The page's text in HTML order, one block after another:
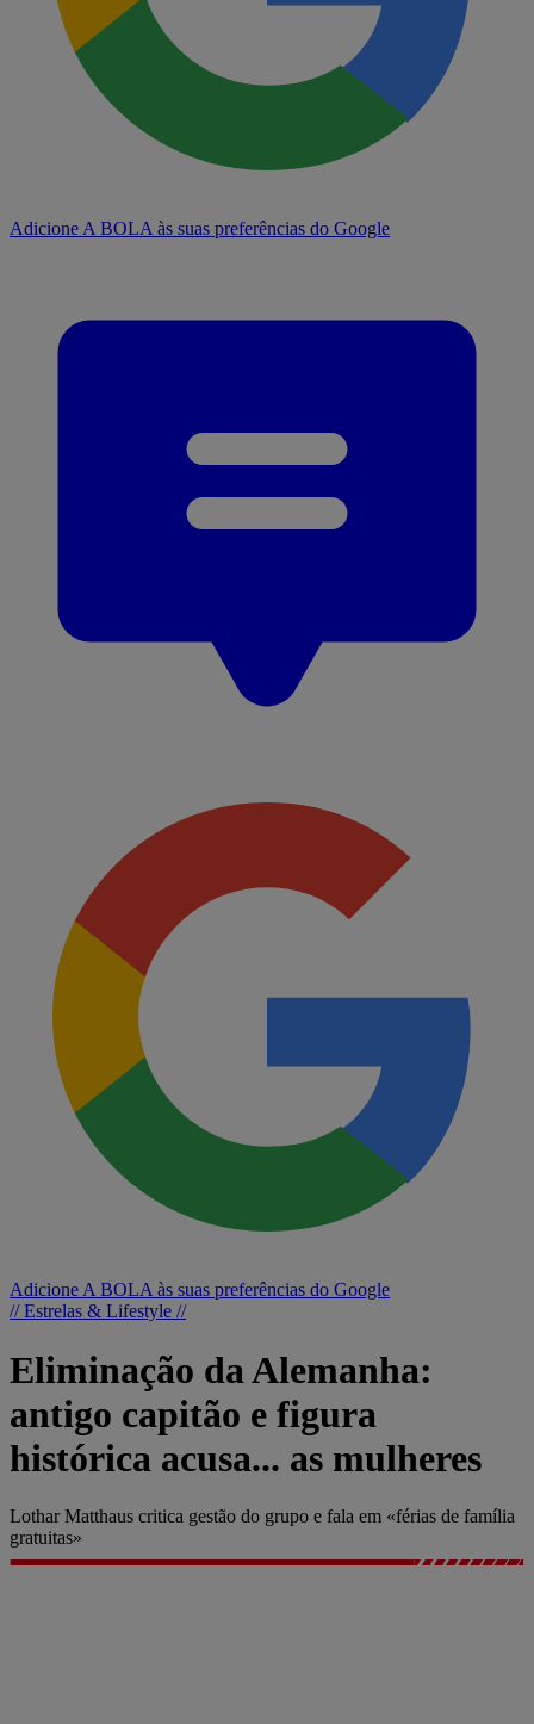
Adicione A BOLA às suas preferências do Google
Adicione A BOLA às suas preferências do Google
// Estrelas & Lifestyle //
Eliminação da Alemanha:
antigo capitão e figura
histórica acusa... as mulheres
Lothar Matthaus critica gestão do grupo e fala em «férias de família
gratuitas»